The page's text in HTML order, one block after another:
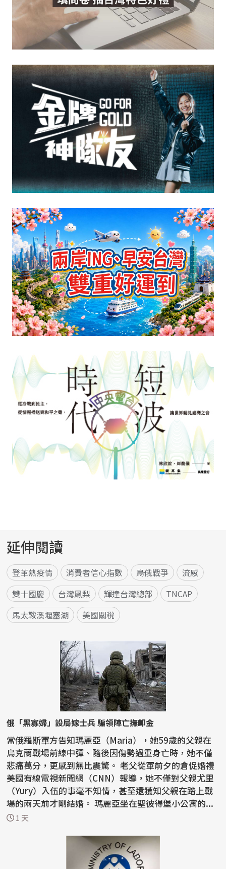
延伸閱讀
登革熱疫情 消費者信心指數 烏俄戰爭
流感
雙十國慶
台灣鳳梨 輝達台灣總部
TNCAP
馬太鞍溪堰塞湖
美國關稅
俄「黑寡婦」設局嫁士兵 騙領陣亡撫卹金
當俄羅斯軍方告知瑪麗亞（Maria），她59歲的父親在
烏克蘭戰場前線中彈、隨後因傷勢過重身亡時，她不僅
悲痛萬分，更感到無比震驚。 老父從軍前夕的倉促婚禮
美國有線電視新聞網（CNN）報導，她不僅對父親尤里
（Yury）入伍的事毫不知情，甚至還獲知父親在踏上戰
場的兩天前才剛結婚。 瑪麗亞坐在聖彼得堡小公寓的...
1 天